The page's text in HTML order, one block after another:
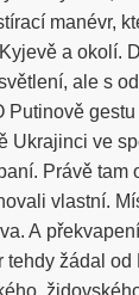
manévr,
a okolí.
ale s
Putinově
Ukrajinci ve
Právě tam
vlastní.
A
tehdy žádal